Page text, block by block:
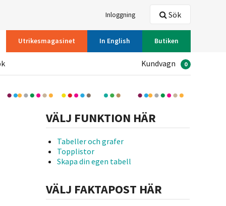
Inloggning
Utrikesmagasinet In English Butiken
Sök
Kundvagn 0
VÄLJ FUNKTION HÄR
Tabeller och grafer
Topplistor
Skapa din egen tabell
VÄLJ FAKTAPOST HÄR